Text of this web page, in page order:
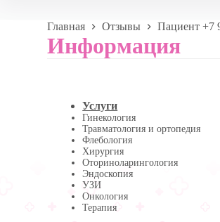
Главная Отзывы Пациент +7
Информация
Услуги
Гинекология
Травматология и ортопедия
Флебология
Хирургия
Оториноларингология
Эндоскопия
УЗИ
Онкология
Терапия